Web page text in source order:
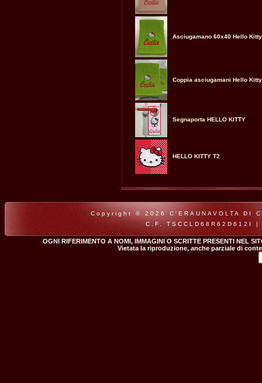
Asciugamano 60x40 Hello
Coppia asciugamani Hello Kitty
Segnaporta HELLO KITTY
HELLO KITTY T2
Copyright © 2026 C'ERAUNAVOLTA
C.F. TSCCLD68R62D612I
OGNI RIFERIMENTO A NOMI, IMMAGINI O SCRITTE PRESENTI NEL
Vietata la riproduzione, anche parziale di